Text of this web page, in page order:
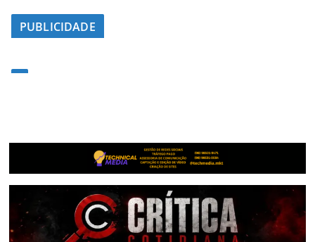
PUBLICIDADE